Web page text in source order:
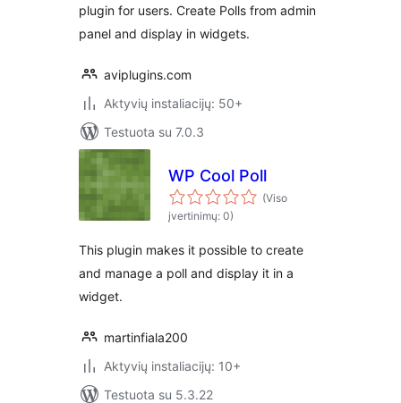
plugin for users. Create Polls from admin
panel and display in widgets.
aviplugins.com
Aktyvių instaliacijų: 50+
Testuota su 7.0.3
WP Cool Poll
(Viso
įvertinimų: 0)
This plugin makes it possible to create
and manage a poll and display it in a
widget.
martinfiala200
Aktyvių instaliacijų: 10+
Testuota su 5.3.22